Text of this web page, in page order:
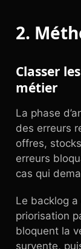
2.
Classer
métier
La phase
des erreurs
offres,
erreurs
cas qui
Le backlog
priorisation
bloquent la
survente,